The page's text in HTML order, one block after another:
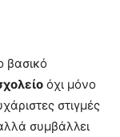
βασικό
όχι μόνο
στιγμές
συμβάλλει